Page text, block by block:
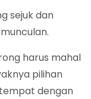
sejuk dan
harus mahal
pilihan
dengan